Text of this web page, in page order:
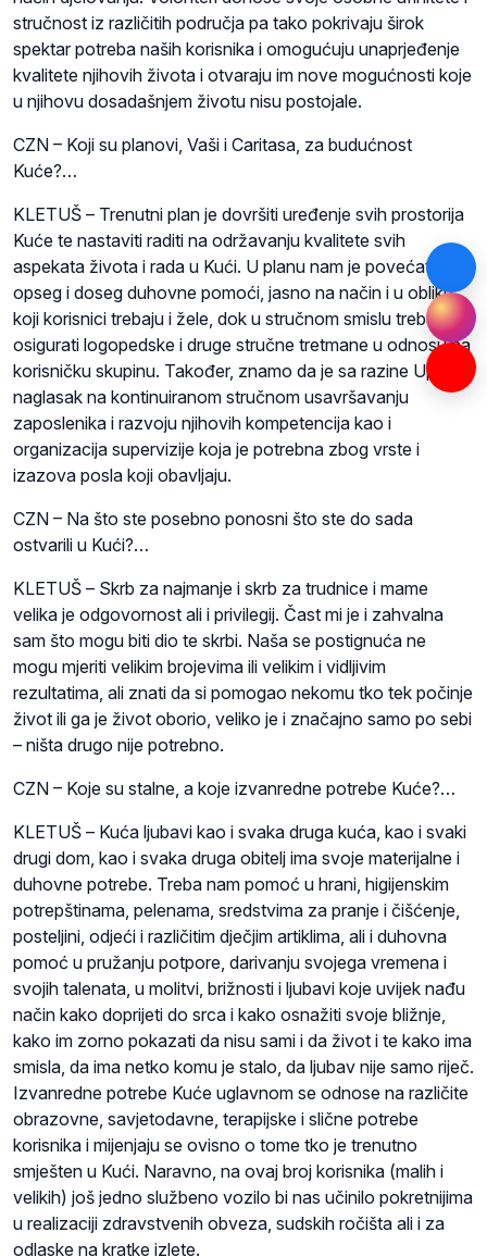
stručnost iz različitih područja pa tako pokrivaju širok
spektar potreba naših korisnika i omogućuju unaprjeđenje
kvalitete njihovih života i otvaraju im nove mogućnosti koje
u njihovu dosadašnjem životu nisu postojale.
CZN – Koji su planovi, Vaši i Caritasa, za budućnost
Kuće?…
KLETUŠ – Trenutni plan je dovršiti uređenje svih prostorija
Kuće te nastaviti raditi na održavanju kvalitete svih
aspekata života i rada u Kući. U planu nam je povećati
opseg i doseg duhovne pomoći, jasno na način i u obliku
koji korisnici trebaju i žele, dok u stručnom smislu treba
osigurati logopedske i druge stručne tretmane u odnosu na
korisničku skupinu. Također, znamo da je sa razine Uprave
naglasak na kontinuiranom stručnom usavršavanju
zaposlenika i razvoju njihovih kompetencija kao i
organizacija supervizije koja je potrebna zbog vrste i
izazova posla koji obavljaju.
CZN – Na što ste posebno ponosni što ste do sada
ostvarili u Kući?…
KLETUŠ – Skrb za najmanje i skrb za trudnice i mame
velika je odgovornost ali i privilegij. Čast mi je i zahvalna
sam što mogu biti dio te skrbi. Naša se postignuća ne
mogu mjeriti velikim brojevima ili velikim i vidljivim
rezultatima, ali znati da si pomogao nekomu tko tek počinje
život ili ga je život oborio, veliko je i značajno samo po sebi
– ništa drugo nije potrebno.
CZN – Koje su stalne, a koje izvanredne potrebe Kuće?…
KLETUŠ – Kuća ljubavi kao i svaka druga kuća, kao i svaki
drugi dom, kao i svaka druga obitelj ima svoje materijalne i
duhovne potrebe. Treba nam pomoć u hrani, higijenskim
potrepštinama, pelenama, sredstvima za pranje i čišćenje,
posteljini, odjeći i različitim dječjim artiklima, ali i duhovna
pomoć u pružanju potpore, darivanju svojega vremena i
svojih talenata, u molitvi, brižnosti i ljubavi koje uvijek nađu
način kako doprijeti do srca i kako osnažiti svoje bližnje,
kako im zorno pokazati da nisu sami i da život i te kako ima
smisla, da ima netko komu je stalo, da ljubav nije samo riječ.
Izvanredne potrebe Kuće uglavnom se odnose na različite
obrazovne, savjetodavne, terapijske i slične potrebe
korisnika i mijenjaju se ovisno o tome tko je trenutno
smješten u Kući. Naravno, na ovaj broj korisnika (malih i
velikih) još jedno službeno vozilo bi nas učinilo pokretnijima
u realizaciji zdravstvenih obveza, sudskih ročišta ali i za
odlaske na kratke izlete.